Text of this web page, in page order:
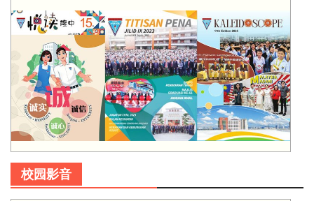
校园影音